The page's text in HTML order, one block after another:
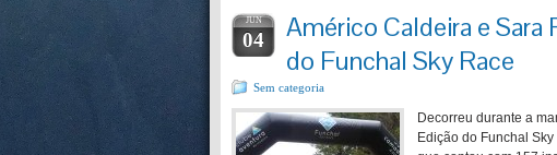
JUN
04
Américo Caldeira e Sara
do Funchal Sky Race
Sem categoria
Decorreu durante a
Edição do Funchal